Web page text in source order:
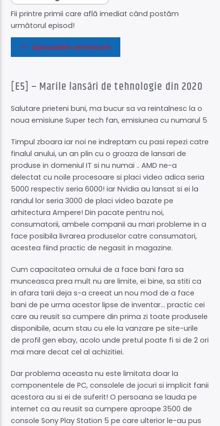
Fii printre primii care află imediat când postăm
următorul episod!
<< Episoadele anterioare
[E5] – Marile lansări de tehnologie din 2020
Salutare prieteni buni, ma bucur sa va reintalnesc la o
noua emisiune Super tech fan, emisiunea cu numarul 5
Timpul zboara iar noi ne indreptam cu pasi repezi catre
finalul anului, un an plin cu o groaza de lansari de
produse in domeniul IT si nu numai .. AMD ne-a
delectat cu noile procesoare si placi video adica seria
5000 respectiv seria 6000! iar Nvidia au lansat si ei la
randul lor seria 3000 de placi video bazate pe
arhitectura Ampere! Din pacate pentru noi,
consumatorii, ambele companii au mari probleme in a
face posibila livrarea produselor catre consumatori,
acestea fiind practic de negasit in magazine.
Cum capacitatea omului de a face bani fara sa
munceasca prea mult nu are limite, ei bine, sa stiti ca
in afara tarii deja s-a creeat un nou mod de a face
bani de pe urma acestor lipse de inventar… practic cei
care au reusit sa cumpere din prima zi toate produsele
disponibile, acum stau cu ele la vanzare pe site-urile
de profil gen ebay, acolo unde pretul poate fi si de 2 ori
mai mare decat cel al achizitiei.
Dar problema aceasta nu este limitata doar la
componentele de PC, consolele de jocuri si implicit fanii
acestora au si ei de suferit! O persoana se lauda pe
internet ca au reusit sa cumpere aproape 3500 de
console Sony Play Station 5 pe care ulterior le-au pus